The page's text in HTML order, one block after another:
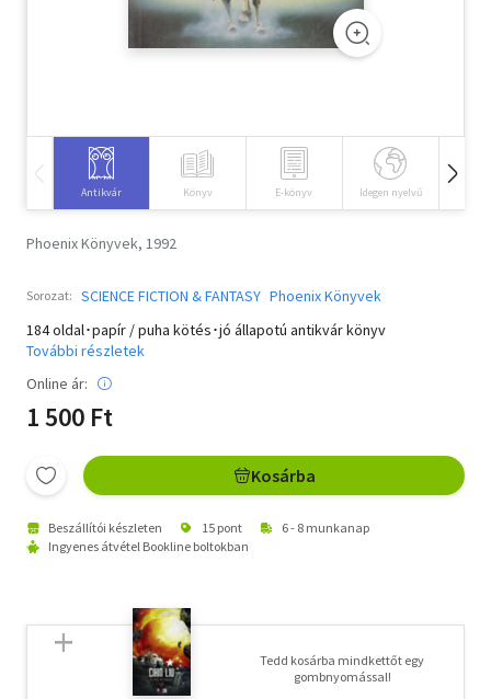
Természettudomány
Antikvár Könyv E-könyv Idegen nyelvű
Phoenix Könyvek, 1992
Sorozat: SCIENCE FICTION & FANTASY Phoenix Könyvek
184 oldal･papír / puha kötés･jó állapotú antikvár könyv
További részletek
Online ár:
1 500 Ft
Kosárba
Beszállítói készleten 15 pont
6 - 8 munkanap
Ingyenes átvétel Bookline boltokban
Tedd kosárba mindkettőt egy
gombnyomással!